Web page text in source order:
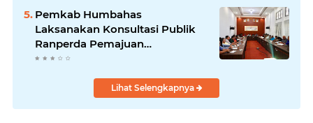
Pemkab Humbahas
Laksanakan Konsultasi Publik
Ranperda Pemajuan
Kebudayaan Daerah
Lihat Selengkapnya